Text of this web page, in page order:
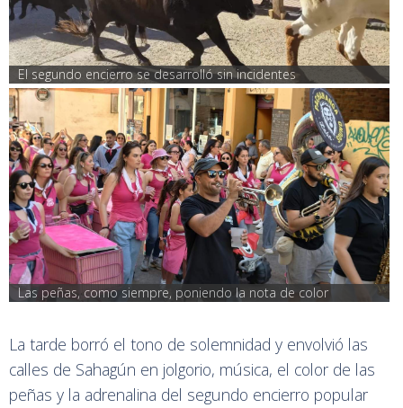
El segundo encierro se desarrolló sin incidentes
Las peñas, como siempre, poniendo la nota de color
La tarde borró el tono de solemnidad y envolvió las
calles de Sahagún en jolgorio, música, el color de las
peñas y la adrenalina del segundo encierro popular